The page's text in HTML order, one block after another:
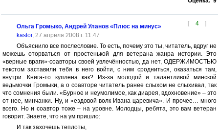
[ 4 ]
Ольга Громыко, Андрей Уланов «Плюс на минус»
kastor, 27 апреля 2008 г. 11:47
Объяснило все послесловие. То есть, почему это ты, читатель, вдруг не
можешь оторваться от простенькой для ветерана жанра истории. Это
«верные враги»-соавторы своей увлечённостью, да нет, ОДЕРЖИМОСТЬЮ
текстом заставили тебя в него войти, с ним сродниться, оказаться там,
внутри. Книга-то куплена как? Из-за молодой и талантливой минской
ведьмочки Громыки, а о соавторе читатель ранее слыхом не слыхивал, так
что сомнения были. «Бурное и неумолимое, как диарея, вдохновение» – это
от нее, минчанки. Ну, и «ездовой волк Ивана-царевича». И прочее… много
всего. Но и соавтор тоже – на уровне. Молодцы, ребята, это вам ветеран
говорит. Знаете, что на ум пришло:
И так захочешь теплоты,